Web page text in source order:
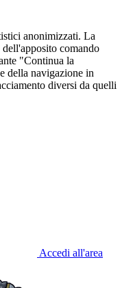
anonimizzati. La
comando
"Continua la
della navigazione in
diversi da quelli
Accedi all'area